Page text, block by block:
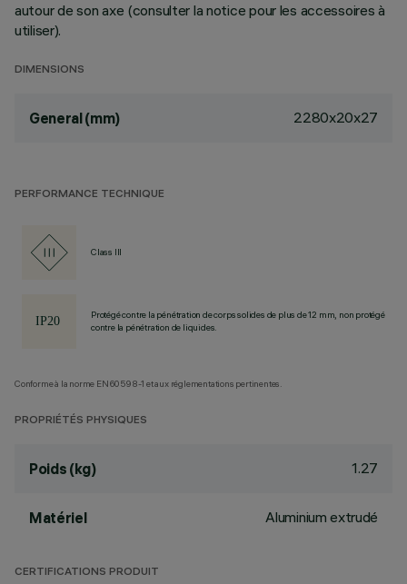
autour de son axe (consulter la notice pour les accessoires à
utiliser).
DIMENSIONS
General (mm) 2280x20x27
PERFORMANCE TECHNIQUE
Class III
Protégé contre la pénétration de corps solides de plus de 12 mm, non protégé
contre la pénétration de liquides.
Conforme à la norme EN60598-1 et aux réglementations pertinentes.
PROPRIÉTÉS PHYSIQUES
Poids (kg) 1.27
Matériel Aluminium extrudé
CERTIFICATIONS PRODUIT